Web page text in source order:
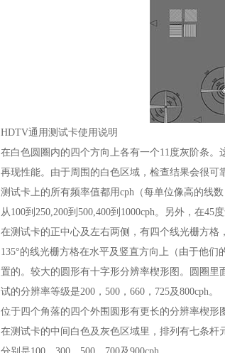
HDTV通用测试卡使用说明
在白色圆圈内的四个方向上各有一个11度灰阶条
再现性能。由于周围的白色区域，检查结果会很可
测试卡上的所有频率值都用cph（每单位像高的线
从100到250,200到500,400到1000cph。另外，在
在测试卡的正中心及左右两侧，有四个线光栅方格
135°的线光栅方格在水平及竖直方向上（由于他
置的。较大的圆形有十字形分辨率楔形图。圆圈
试的分辨率等级是200，500，660，725及800cph。
位于四个角落的四个外围圆形有更长的分辨率楔形
在测试卡的中间白色及灰色区域里，排列有七条杆